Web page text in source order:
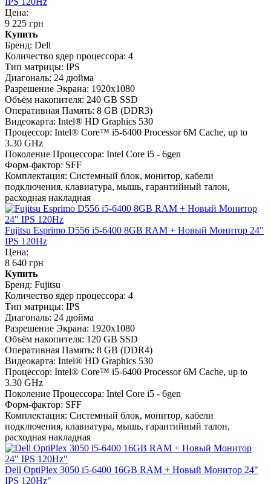
Цена:
9 225 грн
Купить
Бренд: Dell
Количество ядер процессора: 4
Тип матрицы: IPS
Диагональ: 24 дюйма
Разрешение Экрана: 1920x1080
Объём накопителя: 240 GB SSD
Оперативная Память: 8 GB (DDR3)
Видеокарта: Intel® HD Graphics 530
Процессор: Intel® Core™ i5-6400 Processor 6M Cache, up to
3.30 GHz
Поколение Процессора: Intel Core i5 - 6gen
Форм-фактор: SFF
Комплектация: Системный блок, монитор, кабели
подключения, клавиатура, мышь, гарантийный талон,
расходная накладная
Fujitsu Esprimo D556 i5-6400 8GB RAM + Новый Монитор 24"
IPS 120Hz
Цена:
8 640 грн
Купить
Бренд: Fujitsu
Количество ядер процессора: 4
Тип матрицы: IPS
Диагональ: 24 дюйма
Разрешение Экрана: 1920x1080
Объём накопителя: 120 GB SSD
Оперативная Память: 8 GB (DDR4)
Видеокарта: Intel® HD Graphics 530
Процессор: Intel® Core™ i5-6400 Processor 6M Cache, up to
3.30 GHz
Поколение Процессора: Intel Core i5 - 6gen
Форм-фактор: SFF
Комплектация: Системный блок, монитор, кабели
подключения, клавиатура, мышь, гарантийный талон,
расходная накладная
Dell OptiPlex 3050 i5-6400 16GB RAM + Новый Монитор 24"
IPS 120Hz"